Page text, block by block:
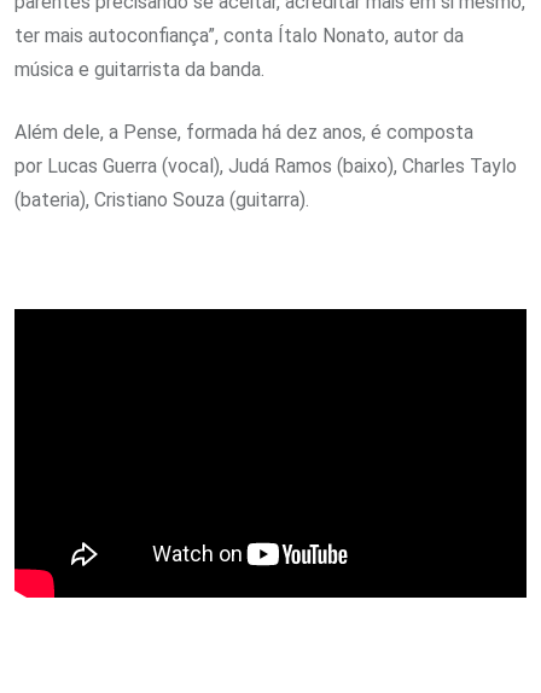
ter mais autoconfiança”, conta Ítalo Nonato, autor da
música e guitarrista da banda.
Além dele, a Pense, formada há dez anos, é composta
por Lucas Guerra (vocal), Judá Ramos (baixo), Charles Taylo
(bateria), Cristiano Souza (guitarra).